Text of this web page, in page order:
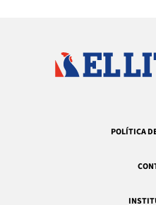
POLÍTICA